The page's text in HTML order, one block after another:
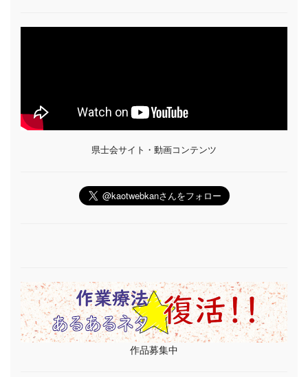
県士会サイト・動画コンテンツ
作品募集中